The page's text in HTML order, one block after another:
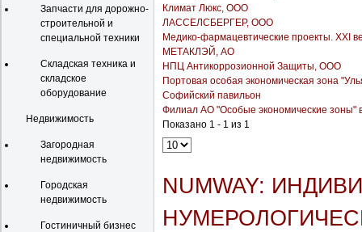
Запчасти для дорожно-
строительной и
специальной техники
Складская техника и
складское
оборудование
Недвижимость
Загородная
недвижимость
Городская
недвижимость
Гостиничный бизнес
Климат Люкс, ООО
ЛАССЕЛСБЕРГЕР, ООО
Медико-фармацевтические проекты. XXI
МЕТАКЛЭЙ, АО
НПЦ Антикоррозионной Защиты, ООО
Портовая особая экономическая зона
Софийский павильон
Филиал АО "Особые экономические зоны"
Показано 1 - 1 из 1
NUMWAY: